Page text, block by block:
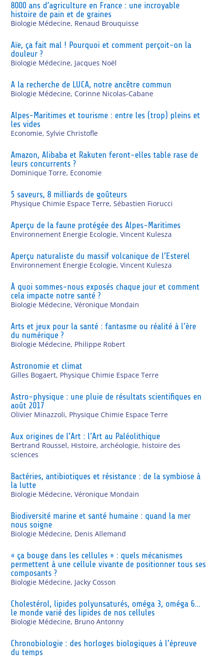
8000 ans d’agriculture en France : une incroyable
histoire de pain et de graines
Biologie Médecine, Renaud Brouquisse
Aïe, ça fait mal ! Pourquoi et comment perçoit-on la
douleur ?
Biologie Médecine, Jacques Noël
A la recherche de LUCA, notre ancêtre commun
Biologie Médecine, Corinne Nicolas-Cabane
Alpes-Maritimes et tourisme : entre les (trop) pleins et
les vides
Economie,Sylvie Christofle
Amazon, Alibaba et Rakuten feront-elles table rase de
leurs concurrents ?
Dominique Torre, Economie
5 saveurs, 8 milliards de goûteurs
Physique Chimie Espace Terre,Sébastien Fiorucci
Aperçu de la faune protégée des Alpes-Maritimes
Environnement Energie Ecologie,Vincent Kulesza
Aperçu naturaliste du massif volcanique de l’Esterel
Environnement Energie Ecologie,Vincent Kulesza
À quoi sommes-nous exposés chaque jour et comment
cela impacte notre santé ?
Biologie Médecine,Véronique Mondain
Arts et jeux pour la santé : fantasme ou réalité à l’ère
du numérique ?
Biologie Médecine, Philippe Robert
Astronomie et climat
Gilles Bogaert, Physique Chimie Espace Terre
Astro-physique : une pluie de résultats scientifiques en
août 2017
Olivier Minazzoli, Physique Chimie Espace Terre
Aux origines de l’Art : l’Art au Paléolithique
Bertrand Roussel, Histoire, archéologie, histoire des
sciences
Bactéries, antibiotiques et résistance : de la symbiose à
la lutte
Biologie Médecine,Véronique Mondain
Biodiversité marine et santé humaine : quand la mer
nous soigne
Biologie Médecine, Denis Allemand
« ça bouge dans les cellules » : quels mécanismes
permettent à une cellule vivante de positionner tous ses
composants ?
Biologie Médecine, Jacky Cosson
Cholestérol, lipides polyunsaturés, oméga 3, oméga 6…
le monde varié des lipides de nos cellules
Biologie Médecine, Bruno Antonny
Chronobiologie : des horloges biologiques à l’épreuve
du temps